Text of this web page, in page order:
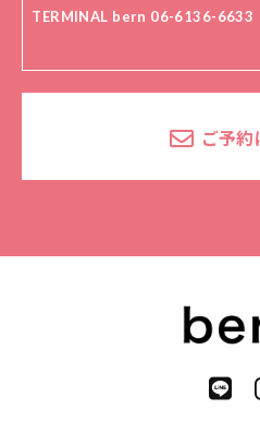
TERMINAL bern 06-6136-6633
ご予約